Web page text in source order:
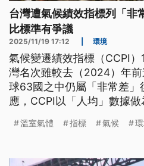
台灣遭氣候績效指標列「非
比標準有爭議
2025/11/19 17:12 環境
氣候變遷績效指標（CCPI
灣名次雖較去（2024）年
球63國之中仍屬「非常差」
應，CCPI以「人均」數據
比結果不合理也不具代表性
溫室氣體 指標 氣候